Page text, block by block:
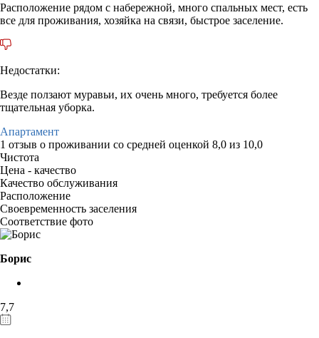
Расположение рядом с набережной, много спальных мест, есть
все для проживания, хозяйка на связи, быстрое заселение.
Недостатки:
Везде ползают муравьи, их очень много, требуется более
тщательная уборка.
Апартамент
1 отзыв о проживании со средней оценкой 8,0 из 10,0
Чистота
Цена - качество
Качество обслуживания
Расположение
Своевременность заселения
Соответствие фото
Борис
7,7